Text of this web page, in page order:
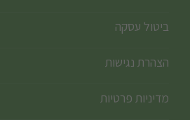
ביטול עסקה
הצהרת נגישות
מדיניות פרטיות